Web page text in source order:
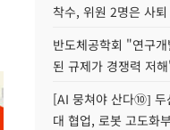
착수, 위원 2명은 사퇴
반도체공학회 "연구
된 규제가 경쟁력 저
[AI 뭉쳐야 산다⑩] 두
대 협업, 로봇 고도화